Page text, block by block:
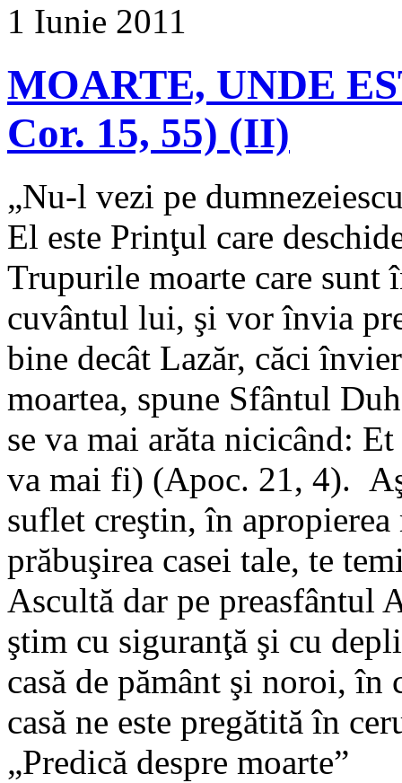
1 Iunie 2011
MOARTE, UNDE
Cor. 15, 55) (II)
„Nu‑l vezi pe
El este Prinţul care
Trupurile moarte care
cuvântul lui, şi vor învia
bine decât Lazăr, căci
moartea, spune Sfântul
se va mai arăta nicicând:
va mai fi) (Apoc. 21, 4).
suflet creştin, în
prăbuşirea casei tale, te
Ascultă dar pe preasfântul
ştim cu siguranţă şi cu
casă de pământ şi noroi, în
casă ne este pregătită în
„Predică despre moarte”